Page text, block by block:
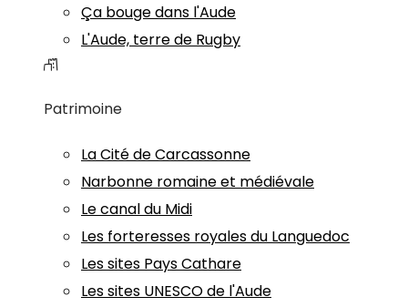
Ça bouge dans l'Aude
L'Aude, terre de Rugby
Patrimoine
La Cité de Carcassonne
Narbonne romaine et médiévale
Le canal du Midi
Les forteresses royales du Languedoc
Les sites Pays Cathare
Les sites UNESCO de l'Aude